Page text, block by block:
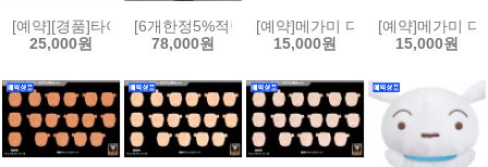
[예약][경품]타이토 그래플러 바키 28Fig 피규어 한마 유지로 에어 저
25,000원
[6개한정5%적립][예약][프라모델]무한해후 메갈로
78,000원
[예약]메가미 디바이스 M.S.G 09
15,000원
[예약]메가미
15,000원